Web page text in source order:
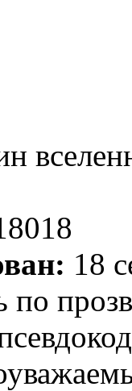
18
по